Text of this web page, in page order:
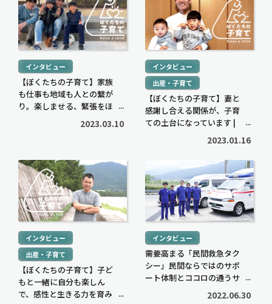
続
き
を
読
む
>
子育てに役立つ
高校生でも口座開設でき
2026.05.12
続
き
を
読
む
>住まいに役立つ
住宅ローン中に転職しても
意点・対処法を解説
2026.04.20
き
を
読
む
> インタビュー
【ぼくたちの子育て】家族
も仕事も地域も人との繋が
り。楽しませる、緊張をほ
ぐすのが僕の役割｜株式会
社Chifit千布 宏和さん
2023.03.10
を
読
む
> インタビュー
出産・子育て
【ぼくたちの子育て】妻と
感謝し合える関係が、子育
ての土台になっています |
大和リビング株式会社 大
2023.01.16
続
き
を
読
む
> インタビュー
出産・子育て
【ぼくたちの子育て】子ど
もと一緒に自分も楽しん
で、感性と生きる力を育み
続
き
を
読
む
> インタビュー
需要高まる「民間救急タク
シー」民間ならではのサポ
ート体制とココロの通うサ
2022.06.30